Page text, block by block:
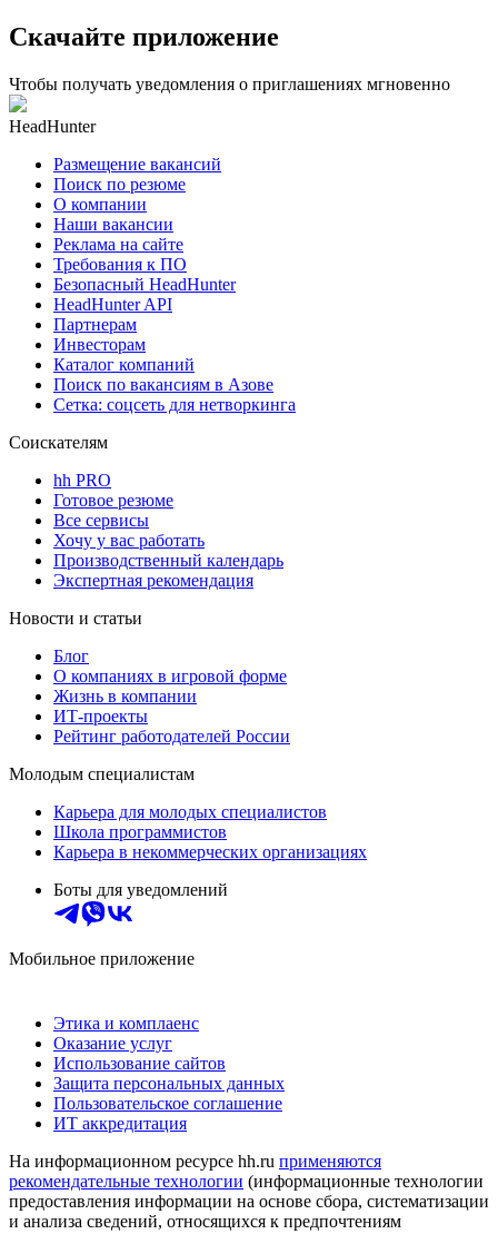
Скачайте приложение
Чтобы получать уведомления о приглашениях мгновенно
HeadHunter
Размещение вакансий
Поиск по резюме
О компании
Наши вакансии
Реклама на сайте
Требования к ПО
Безопасный HeadHunter
HeadHunter API
Партнерам
Инвесторам
Каталог компаний
Поиск по вакансиям в Азове
Сетка: соцсеть для нетворкинга
Соискателям
hh PRO
Готовое резюме
Все сервисы
Хочу у вас работать
Производственный календарь
Экспертная рекомендация
Новости и статьи
Блог
О компаниях в игровой форме
Жизнь в компании
ИТ-проекты
Рейтинг работодателей России
Молодым специалистам
Карьера для молодых специалистов
Школа программистов
Карьера в некоммерческих организациях
Боты для уведомлений
Мобильное приложение
Этика и комплаенс
Оказание услуг
Использование сайтов
Защита персональных данных
Пользовательское соглашение
ИТ аккредитация
На информационном ресурсе hh.ru применяются
рекомендательные технологии (информационные технологии
предоставления информации на основе сбора, систематизации
и анализа сведений, относящихся к предпочтениям